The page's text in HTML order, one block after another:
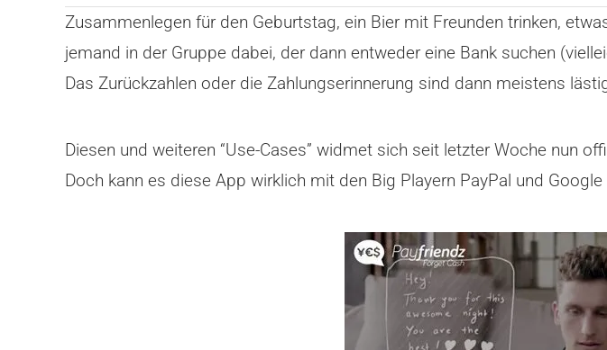
Zusammenlegen für den Geburtstag, ein Bier mit Freunden trinken,
jemand in der Gruppe dabei, der dann entweder eine Bank suchen
Das Zurückzahlen oder die Zahlungserinnerung sind dann meistens
Diesen und weiteren “Use-Cases” widmet sich seit letzter Woche nun
Doch kann es diese App wirklich mit den Big Playern PayPal und